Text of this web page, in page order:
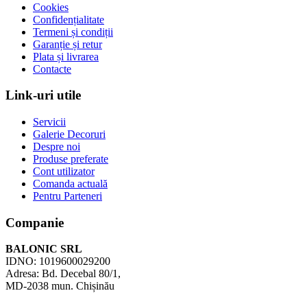
Cookies
Confidențialitate
Termeni și condiții
Garanție și retur
Plata și livrarea
Contacte
Link-uri utile
Servicii
Galerie Decoruri
Despre noi
Produse preferate
Cont utilizator
Comanda actuală
Pentru Parteneri
Companie
BALONIC SRL
IDNO: 1019600029200
Adresa: Bd. Decebal 80/1,
MD-2038 mun. Chișinău